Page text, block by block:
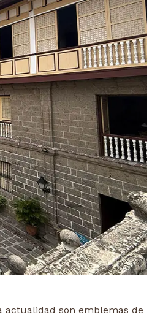
actualidad son emblemas de